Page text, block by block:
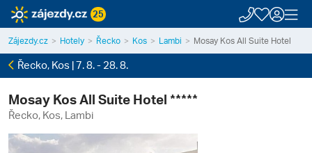
25
Zájezdy.cz Hotely Řecko Kos Lambi Mosay Kos All Suite Hotel
Řecko, Kos | 7. 8. - 28. 8.
Mosay Kos All Suite Hotel *****
Řecko, Kos, Lambi